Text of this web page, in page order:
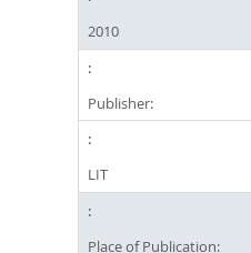
2010
Publisher:
LIT
Place of Publication: